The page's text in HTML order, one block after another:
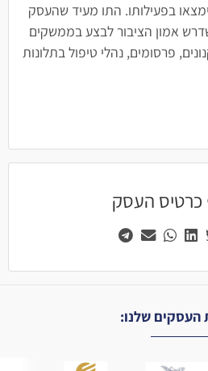
בפעילותו. התו מעיד שהעסק
אמון הציבור לבצע בממשקים
פרסומים, נהלי טיפול בתלונות
כרטיס העסק
העסקים שלנו: